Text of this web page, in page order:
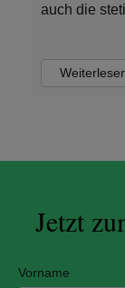
auch die
Jetzt
Vorname